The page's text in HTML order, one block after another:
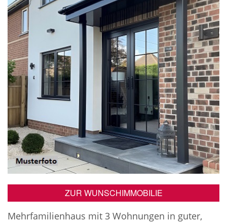
ZUR WUNSCHIMMOBILIE
Mehrfamilienhaus mit 3 Wohnungen in guter,